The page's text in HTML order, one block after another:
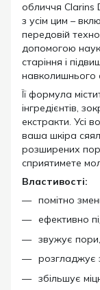
обличчя Clarins
з усім цим –
передовій
допомогою
старіння і
навколишнього
Її формула
інгредієнтів,
екстракти. Усі
ваша шкіра
розширених
сприятимете
Властивості:
помітно
ефективно
звужує пори,
розгладжує
збільшує